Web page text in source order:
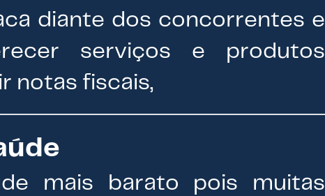
diante dos concorrentes e
serviços e produtos
notas fiscais,
mais barato pois muitas